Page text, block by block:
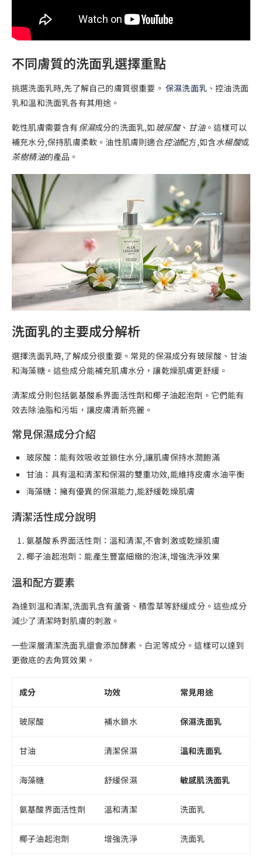
不同膚質的洗面乳選擇重點
挑選洗面乳時,先了解自己的膚質很重要。 保濕洗面乳 、控油洗面
乳和溫和洗面乳各有其用途。
乾性肌膚需要含有保濕成分的洗面乳,如玻尿酸、 甘油。這樣可以
補充水分,保持肌膚柔軟。油性肌膚則適合控油配方,如含水楊酸或
茶樹精油的產品。
洗面乳的主要成分解析
選擇洗面乳時,了解成分很重要。常見的保濕成分有玻尿酸、甘油
和海藻糖。這些成分能補充肌膚水分，讓乾燥肌膚更舒緩。
清潔成分則包括氨基酸系界面活性劑和椰子油起泡劑。它們能有
效去除油脂和污垢，讓皮膚清新亮麗。
常見保濕成分介紹
玻尿酸：能有效吸收並鎖住水分,讓肌膚保持水潤飽滿
甘油：具有溫和清潔和保濕的雙重功效,能維持皮膚水油平衡
海藻糖：擁有優異的保濕能力,能舒緩乾燥肌膚
清潔活性成分說明
氨基酸系界面活性劑：溫和清潔,不會刺激或乾燥肌膚
椰子油起泡劑：能產生豐富細緻的泡沫,增強洗淨效果
溫和配方要素
為達到溫和清潔,洗面乳含有蘆薈、積雪草等舒緩成分。這些成分
減少了清潔時對肌膚的刺激。
一些深層清潔洗面乳還會添加酵素、白泥等成分。這樣可以達到
更徹底的去角質效果。
成分 功效 常見用途
玻尿酸 補水鎖水 保濕洗面乳
甘油 清潔保濕 溫和洗面乳
海藻糖 舒緩保濕 敏感肌洗面乳
氨基酸界面活性劑 溫和清潔 洗面乳
椰子油起泡劑 增強洗淨 洗面乳